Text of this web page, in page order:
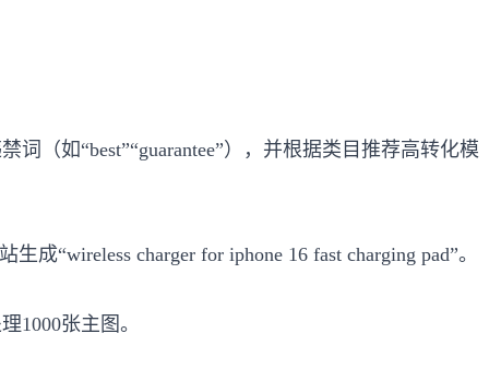
（如“best”“guarantee”），并根据类目推荐高转化模
“wireless charger for iphone 16 fast charging pad”。
1000张主图。